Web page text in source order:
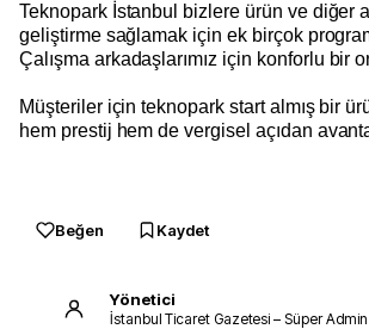
Teknopark İstanbul bizlere ürün ve diğer
geliştirme sağlamak için ek birçok
Çalışma arkadaşlarımız için konforlu bir
Müşteriler için teknopark start almış bir
hem prestij hem de vergisel açıdan
Beğen Kaydet
Yönetici
İstanbul Ticaret Gazetesi – Süper Admin